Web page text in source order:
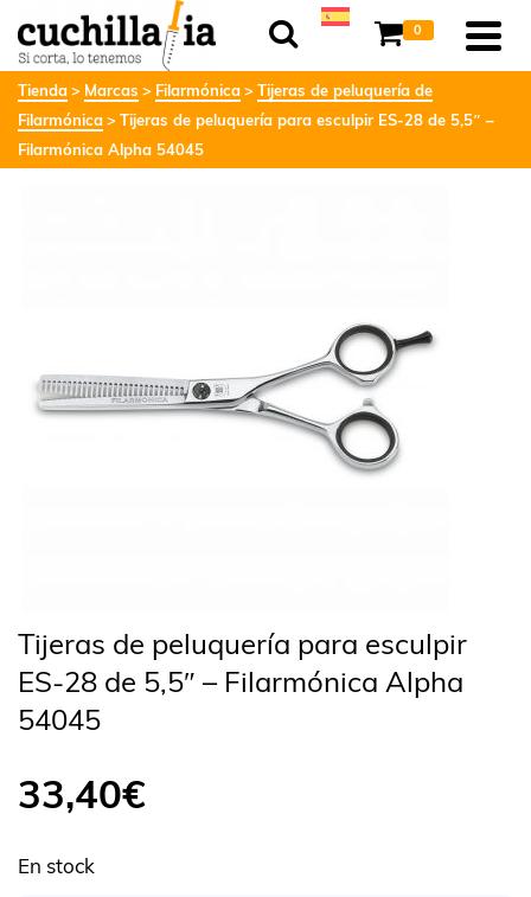
0
Tienda Marcas Filarmónica
Tijeras de peluquería de
Filarmónica
Tijeras de peluquería para esculpir ES-28 de 5,5″ –
Filarmónica Alpha 54045
Tijeras de peluquería para esculpir
ES-28 de 5,5″ – Filarmónica Alpha
54045
33,40€
En stock